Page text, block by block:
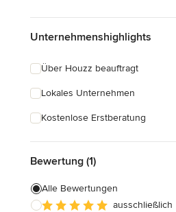
Unternehmenshighlights
Über Houzz beauftragt
Lokales Unternehmen
Kostenlose Erstberatung
Bewertung (1)
Alle Bewertungen
ausschließlich